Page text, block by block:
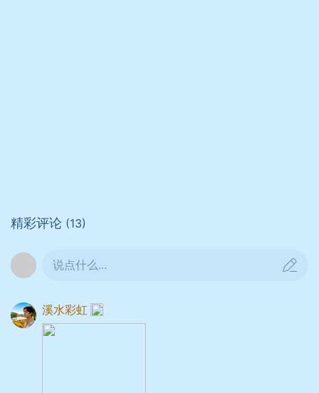
精彩评论 (13)
说点什么...
溪水彩虹